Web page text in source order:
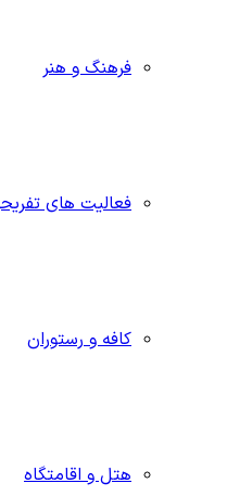
فرهنگ و هنر
فعالیت های تفریحی
کافه و رستوران
هتل و اقامتگاه